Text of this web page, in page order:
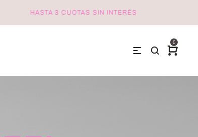
HASTA 3 CUOTAS SIN INTERÉS
0